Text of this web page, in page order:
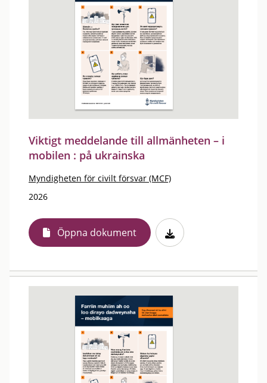
Viktigt meddelande till allmänheten – i
mobilen : på ukrainska
Myndigheten för civilt försvar (MCF)
2026
Öppna dokument